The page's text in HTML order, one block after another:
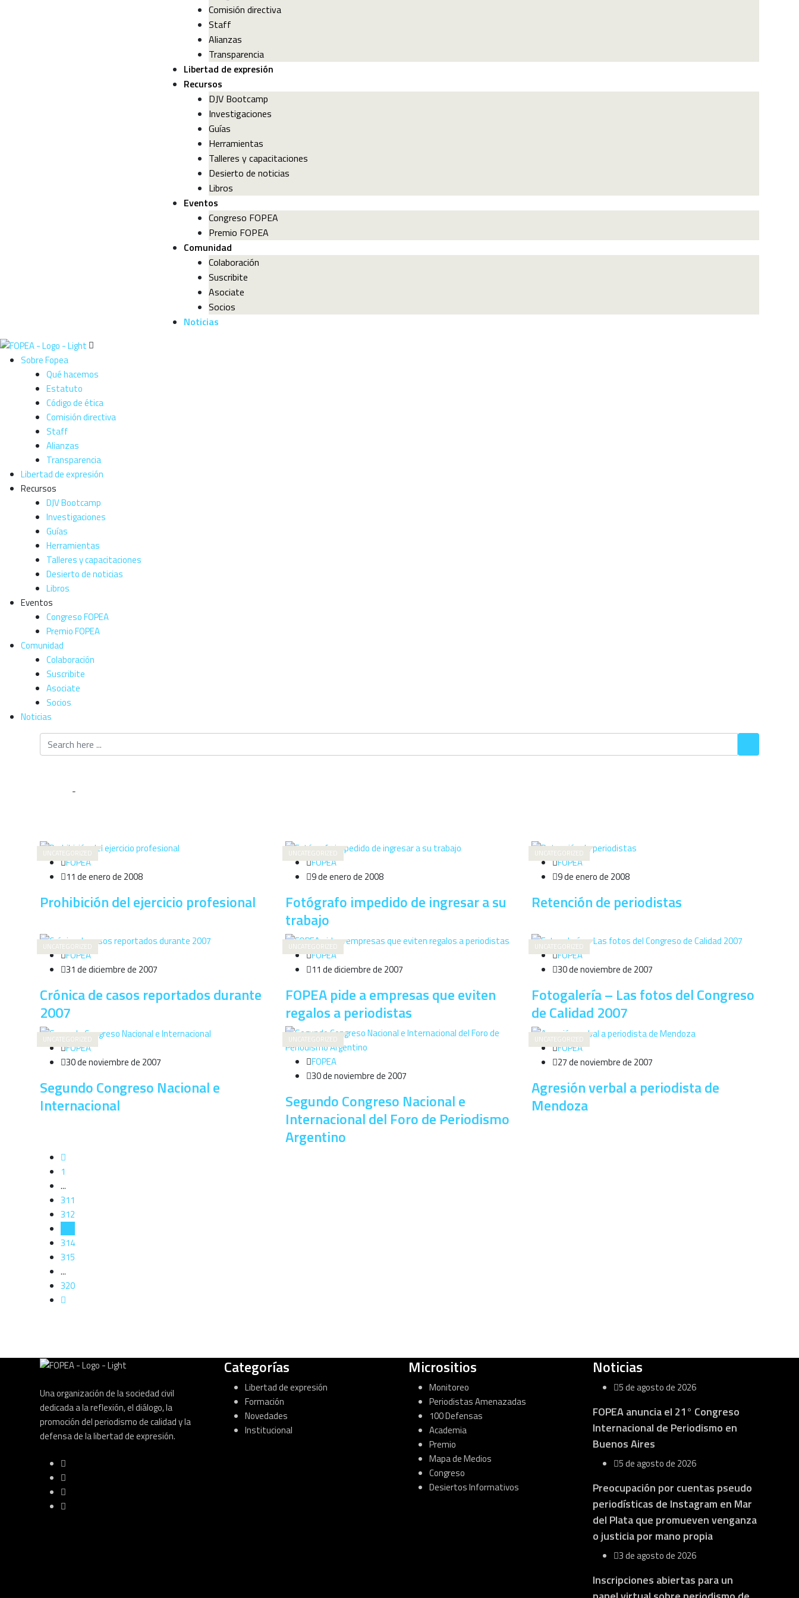
Comisión directiva
Staff
Alianzas
Transparencia
Libertad de expresión
Recursos
DJV Bootcamp
Investigaciones
Guías
Herramientas
Talleres y capacitaciones
Desierto de noticias
Libros
Eventos
Congreso FOPEA
Premio FOPEA
Comunidad
Colaboración
Suscribite
Asociate
Socios
Noticias
Sobre Fopea
Qué hacemos
Estatuto
Código de ética
Comisión directiva
Staff
Alianzas
Transparencia
Libertad de expresión
Recursos
DJV Bootcamp
Investigaciones
Guías
Herramientas
Talleres y capacitaciones
Desierto de noticias
Libros
Eventos
Congreso FOPEA
Premio FOPEA
Comunidad
Colaboración
Suscribite
Asociate
Socios
Noticias
Noticias
-
UNCATEGORIZED
FOPEA
11 de enero de 2008
Prohibición del ejercicio profesional
UNCATEGORIZED
FOPEA
9 de enero de 2008
Fotógrafo impedido de ingresar a su
trabajo
UNCATEGORIZED
FOPEA
9 de enero de 2008
Retención de periodistas
UNCATEGORIZED
FOPEA
31 de diciembre de 2007
Crónica de casos reportados durante
2007
UNCATEGORIZED
FOPEA
11 de diciembre de 2007
FOPEA pide a empresas que eviten
regalos a periodistas
UNCATEGORIZED
FOPEA
30 de noviembre de 2007
Fotogalería – Las fotos del Congreso
de Calidad 2007
UNCATEGORIZED
FOPEA
30 de noviembre de 2007
Segundo Congreso Nacional e
Internacional
UNCATEGORIZED
FOPEA
30 de noviembre de 2007
Segundo Congreso Nacional e
Internacional del Foro de Periodismo
Argentino
UNCATEGORIZED
FOPEA
27 de noviembre de 2007
Agresión verbal a periodista de
Mendoza
1
...
311
312
314
315
...
320
Una organización de la sociedad civil
dedicada a la reflexión, el diálogo, la
promoción del periodismo de calidad y la
defensa de la libertad de expresión.
Categorías
Libertad de expresión
Formación
Novedades
Institucional
Micrositios
Monitoreo
Periodistas Amenazadas
100 Defensas
Academia
Premio
Mapa de Medios
Congreso
Desiertos Informativos
Noticias
5 de agosto de 2026
FOPEA anuncia el 21° Congreso
Internacional de Periodismo en
Buenos Aires
5 de agosto de 2026
Preocupación por cuentas pseudo
periodísticas de Instagram en Mar
del Plata que promueven venganza
o justicia por mano propia
3 de agosto de 2026
Inscripciones abiertas para un